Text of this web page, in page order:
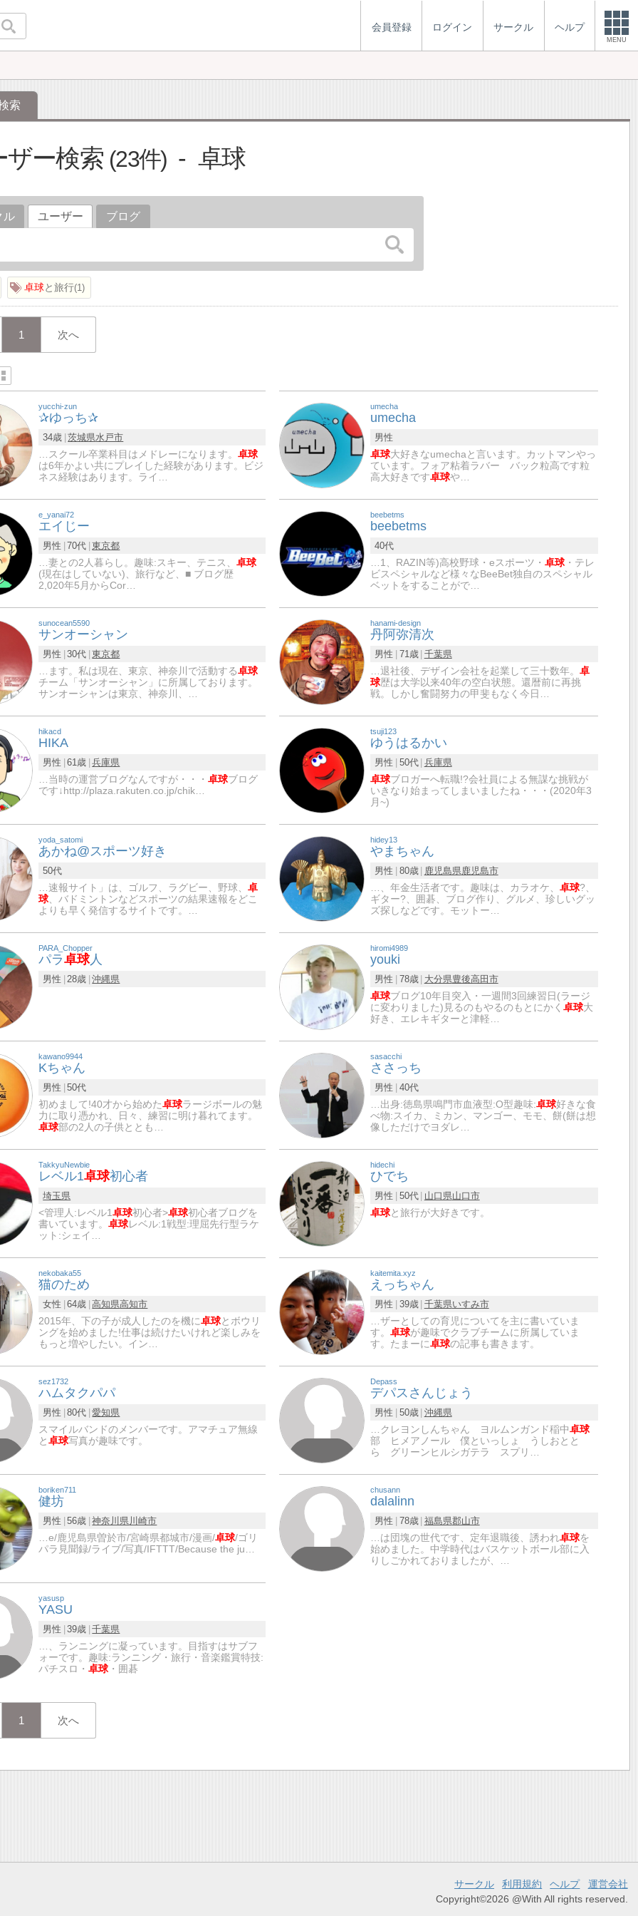
会員登録 ログイン サークル ヘルプ
MENU
索
ザー検索 23 卓球
ル ユーザー ブログ
卓球と旅行 1
1 次へ
yucchi-zun
✰ゆっち✰
34歳 茨城県水戸市
…スクール卒業科目はメドレーになります。 卓球
は6年かよい共にプレイした経験があります。ビジ
ネス経験はあります。ライ…
umecha
umecha
男性
卓球大好きなumechaと言います。カットマンやっ
ています。フォア粘着ラバー バック粒高です粒
高大好きです卓球や…
e_yanai72
エイじー
男性 70代 東京都
…妻との2人暮らし。趣味:スキー、テニス、 卓球
(現在はしていない)、旅行など、■ ブログ歴
2,020年5月からCor…
beebetms
beebetms
40代
…1、RAZIN等)高校野球・eスポーツ・卓球・テレ
ビスペシャルなど様々なBeeBet独自のスペシャル
ベットをすることがで…
sunocean5590
サンオーシャン
男性 30代 東京都
…ます。私は現在、東京、神奈川で活動する卓球
チーム「サンオーシャン」に所属しております。
サンオーシャンは東京、神奈川、…
hanami-design
丹阿弥清次
男性 71歳 千葉県
…退社後、デザイン会社を起業して三十数年。卓
球歴は大学以来40年の空白状態。還暦前に再挑
戦。しかし奮闘努力の甲斐もなく今日…
hikacd
HIKA
男性 61歳 兵庫県
…当時の運営ブログなんですが・・・ 卓球ブログ
です↓http://plaza.rakuten.co.jp/chik…
tsuji123
ゆうはるかい
男性 50代 兵庫県
卓球ブロガーへ転職!?会社員による無謀な挑戦が
いきなり始まってしまいましたね・・・(2020年3
月~)
yoda_satomi
あかね@スポーツ好き
50代
…速報サイト」は、ゴルフ、ラグビー、野球、 卓
球、バドミントンなどスポーツの結果速報をどこ
よりも早く発信するサイトです。…
hidey13
やまちゃん
男性 80歳 鹿児島県鹿児島市
…、年金生活者です。趣味は、カラオケ、卓球?、
ギター?、囲碁、ブログ作り、グルメ、珍しいグッ
ズ探しなどです。モットー…
PARA_Chopper
パラ卓球人
男性 28歳 沖縄県
hiromi4989
youki
男性 78歳 大分県豊後高田市
卓球ブログ10年目突入・一週間3回練習日(ラージ
に変わりました)見るのもやるのもとにかく卓球大
好き、エレキギターと津軽…
kawano9944
Kちゃん
男性
50代
初めまして!40才から始めた卓球ラージボールの魅
力に取り憑かれ、日々、練習に明け暮れてます。
卓球部の2人の子供ととも…
sasacchi
ささっち
男性
40代
…出身:徳島県鳴門市血液型:O型趣味:卓球好きな食
べ物:スイカ、ミカン、マンゴー、モモ、餅(餅は想
像しただけでヨダレ…
TakkyuNewbie
レベル1卓球初心者
埼玉県
<管理人:レベル1卓球初心者>卓球初心者ブログを
書いています。 卓球レベル:1戦型:理屈先行型ラケ
ット:シェイ…
hidechi
ひでち
男性 50代 山口県山口市
卓球と旅行が大好きです。
nekobaka55
猫のため
女性 64歳 高知県高知市
2015年、下の子が成人したのを機に卓球とボウリ
ングを始めました!仕事は続けたいけれど楽しみを
もっと増やしたい。イン…
kaitemita.xyz
えっちゃん
男性 39歳 千葉県いすみ市
…ザーとしての育児についてを主に書いていま
す。卓球が趣味でクラブチームに所属していま
す。たまーに卓球の記事も書きます。
sez1732
ハムタクパパ
男性 80代 愛知県
スマイルバンドのメンバーです。アマチュア無線
と 卓球写真が趣味です。
Depass
デパスさんじょう
男性 50歳 沖縄県
…クレヨンしんちゃん ヨルムンガンド稲中卓球
部 ヒメアノール 僕といっしょ うしおとと
ら グリーンヒルシガテラ スプリ…
boriken711
健坊
男性 56歳 神奈川県川崎市
…e/鹿児島県曽於市/宮崎県都城市/漫画/卓球/ゴリ
パラ見聞録/ライブ/写真/IFTTT/Because the ju…
chusann
dalalinn
男性 78歳 福島県郡山市
…は団塊の世代です、定年退職後、誘われ卓球を
始めました。中学時代はバスケットボール部に入
りしごかれておりましたが、…
yasusp
YASU
男性 39歳 千葉県
…、ランニングに凝っています。目指すはサブフ
ォーです。趣味:ランニング・旅行・音楽鑑賞特技:
パチスロ・ 卓球・囲碁
1 次へ
サークル 利用規約 ヘルプ
運営会社
Copyright©2026 @With All rights reserved.